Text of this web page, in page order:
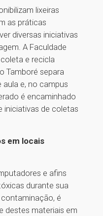
lixeiras
as práticas
diversas iniciativas
A Faculdade
e recicla
Tamboré separa
aula e, no campus
é encaminhado
iniciativas de coletas
em locais
e afins
durante sua
é
destes materiais em